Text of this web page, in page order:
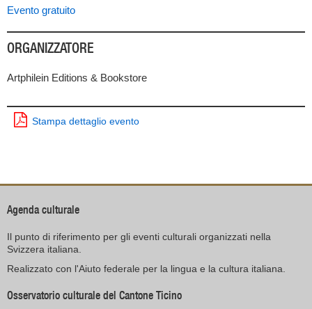
Evento gratuito
ORGANIZZATORE
Artphilein Editions & Bookstore
Stampa dettaglio evento
Agenda culturale
Il punto di riferimento per gli eventi culturali organizzati nella
Svizzera italiana.
Realizzato con l'Aiuto federale per la lingua e la cultura italiana.
Osservatorio culturale del Cantone Ticino